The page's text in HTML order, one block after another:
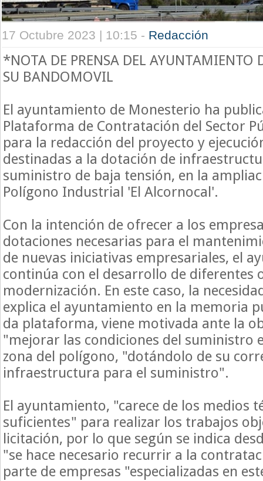
17 Octubre 2023 | 10:15 - Redacción
*NOTA DE PRENSA DEL AYUNTAMIENTO
SU BANDOMOVIL
El ayuntamiento de Monesterio ha
Plataforma de Contratación del Sector
para la redacción del proyecto y
destinadas a la dotación de
suminis­tro de baja tensión, en la
Polígono Industrial 'El Alcornocal'.
Con la intención de ofrecer a los
dotaciones necesarias para el
de nuevas iniciativas empresariales, el
continúa con el desarrollo de diferentes
modernización. En este caso, la
explica el ayuntamiento en la memoria
da plataforma, viene motivada ante la
"mejorar las condiciones del suministro
zona del polígono, "dotándolo de su
infraestructura para el suministro".
El ayuntamiento, "carece de los medios
suficientes" para realizar los trabajos
licitación, por lo que según se indica
"se hace necesario recurrir a la
parte de empresas "especializadas en